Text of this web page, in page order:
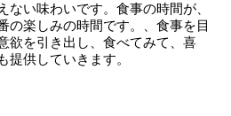
ない味わいです。食事の時間が、
の楽しみの時間です。、食事を目
欲を引き出し、食べてみて、喜
供していきます。